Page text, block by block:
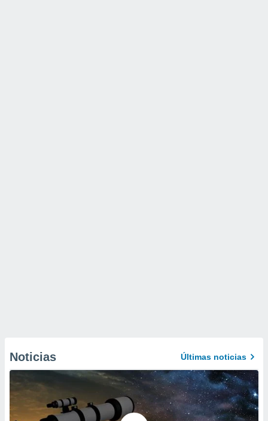
Noticias Últimas noticias